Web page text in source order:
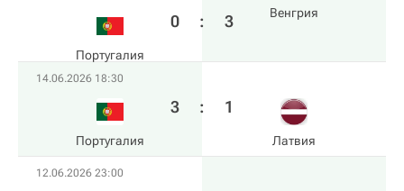
Португалия
0 : 3 Венгрия
14.06.2026 18:30
Португалия
3 : 1
Латвия
12.06.2026 23:00